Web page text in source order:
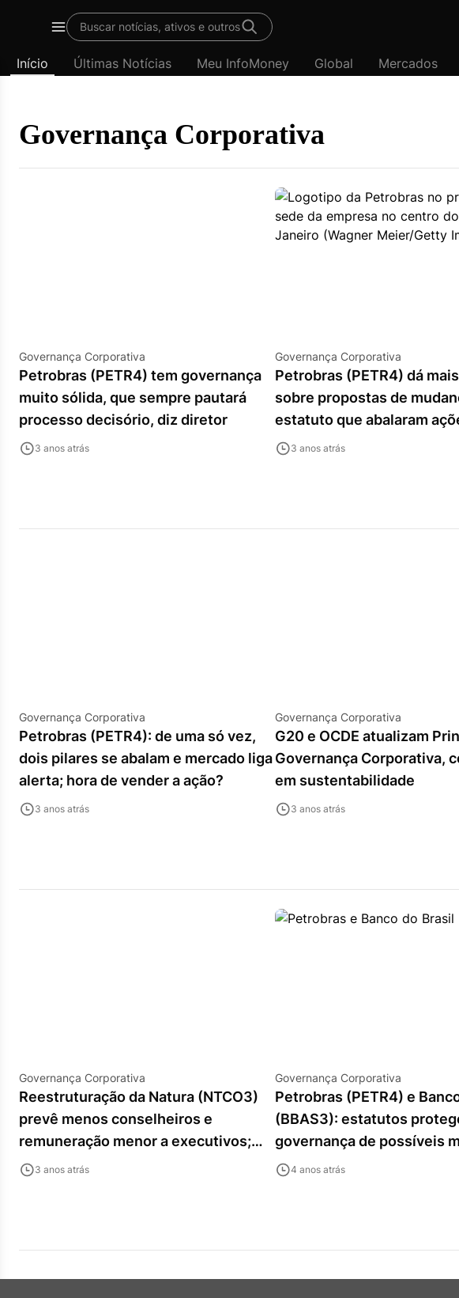
Últimas
InfoMoney
Menu
Buscar notícias, ativos e outros
Início Últimas Notícias Meu InfoMoney Global Mercados
Governança Corporativa
Governança Corporativa
Petrobras (PETR4) tem governança
muito sólida, que sempre pautará
processo decisório, diz diretor
3 anos atrás
Governança Corporativa
Petrobras (PETR4) dá
sobre propostas de
estatuto que abalaram
do mercado mudou?
3 anos atrás
Governança Corporativa
Petrobras (PETR4): de uma só vez,
dois pilares se abalam e mercado liga
alerta; hora de vender a ação?
3 anos atrás
Governança Corporativa
G20 e OCDE atualizam
Governança Corporativa,
em sustentabilidade
3 anos atrás
Governança Corporativa
Reestruturação da Natura (NTCO3)
prevê menos conselheiros e
remuneração menor a executivos;
Citi vê melhora em governança
3 anos atrás
Governança Corporativa
Petrobras (PETR4) e
(BBAS3): estatutos
governança de possíveis
mas por quanto tempo?
4 anos atrás